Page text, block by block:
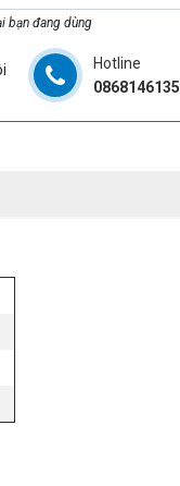
bạn đang dùng
Hotline
0868146135